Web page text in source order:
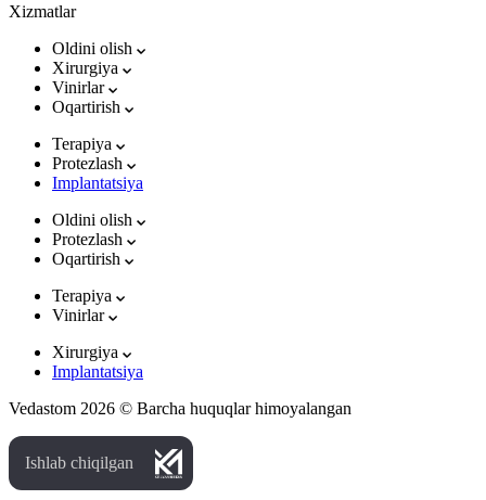
Xizmatlar
Oldini olish
Xirurgiya
Vinirlar
Oqartirish
Terapiya
Protezlash
Implantatsiya
Oldini olish
Protezlash
Oqartirish
Terapiya
Vinirlar
Xirurgiya
Implantatsiya
Vedastom 2026 © Barcha huquqlar himoyalangan
Ishlab chiqilgan